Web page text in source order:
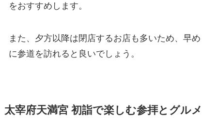
をおすすめします。
また、夕方以降は閉店するお店も多いため、早め
に参道を訪れると良いでしょう。
太宰府天満宮 初詣で楽しむ参拝とグルメ